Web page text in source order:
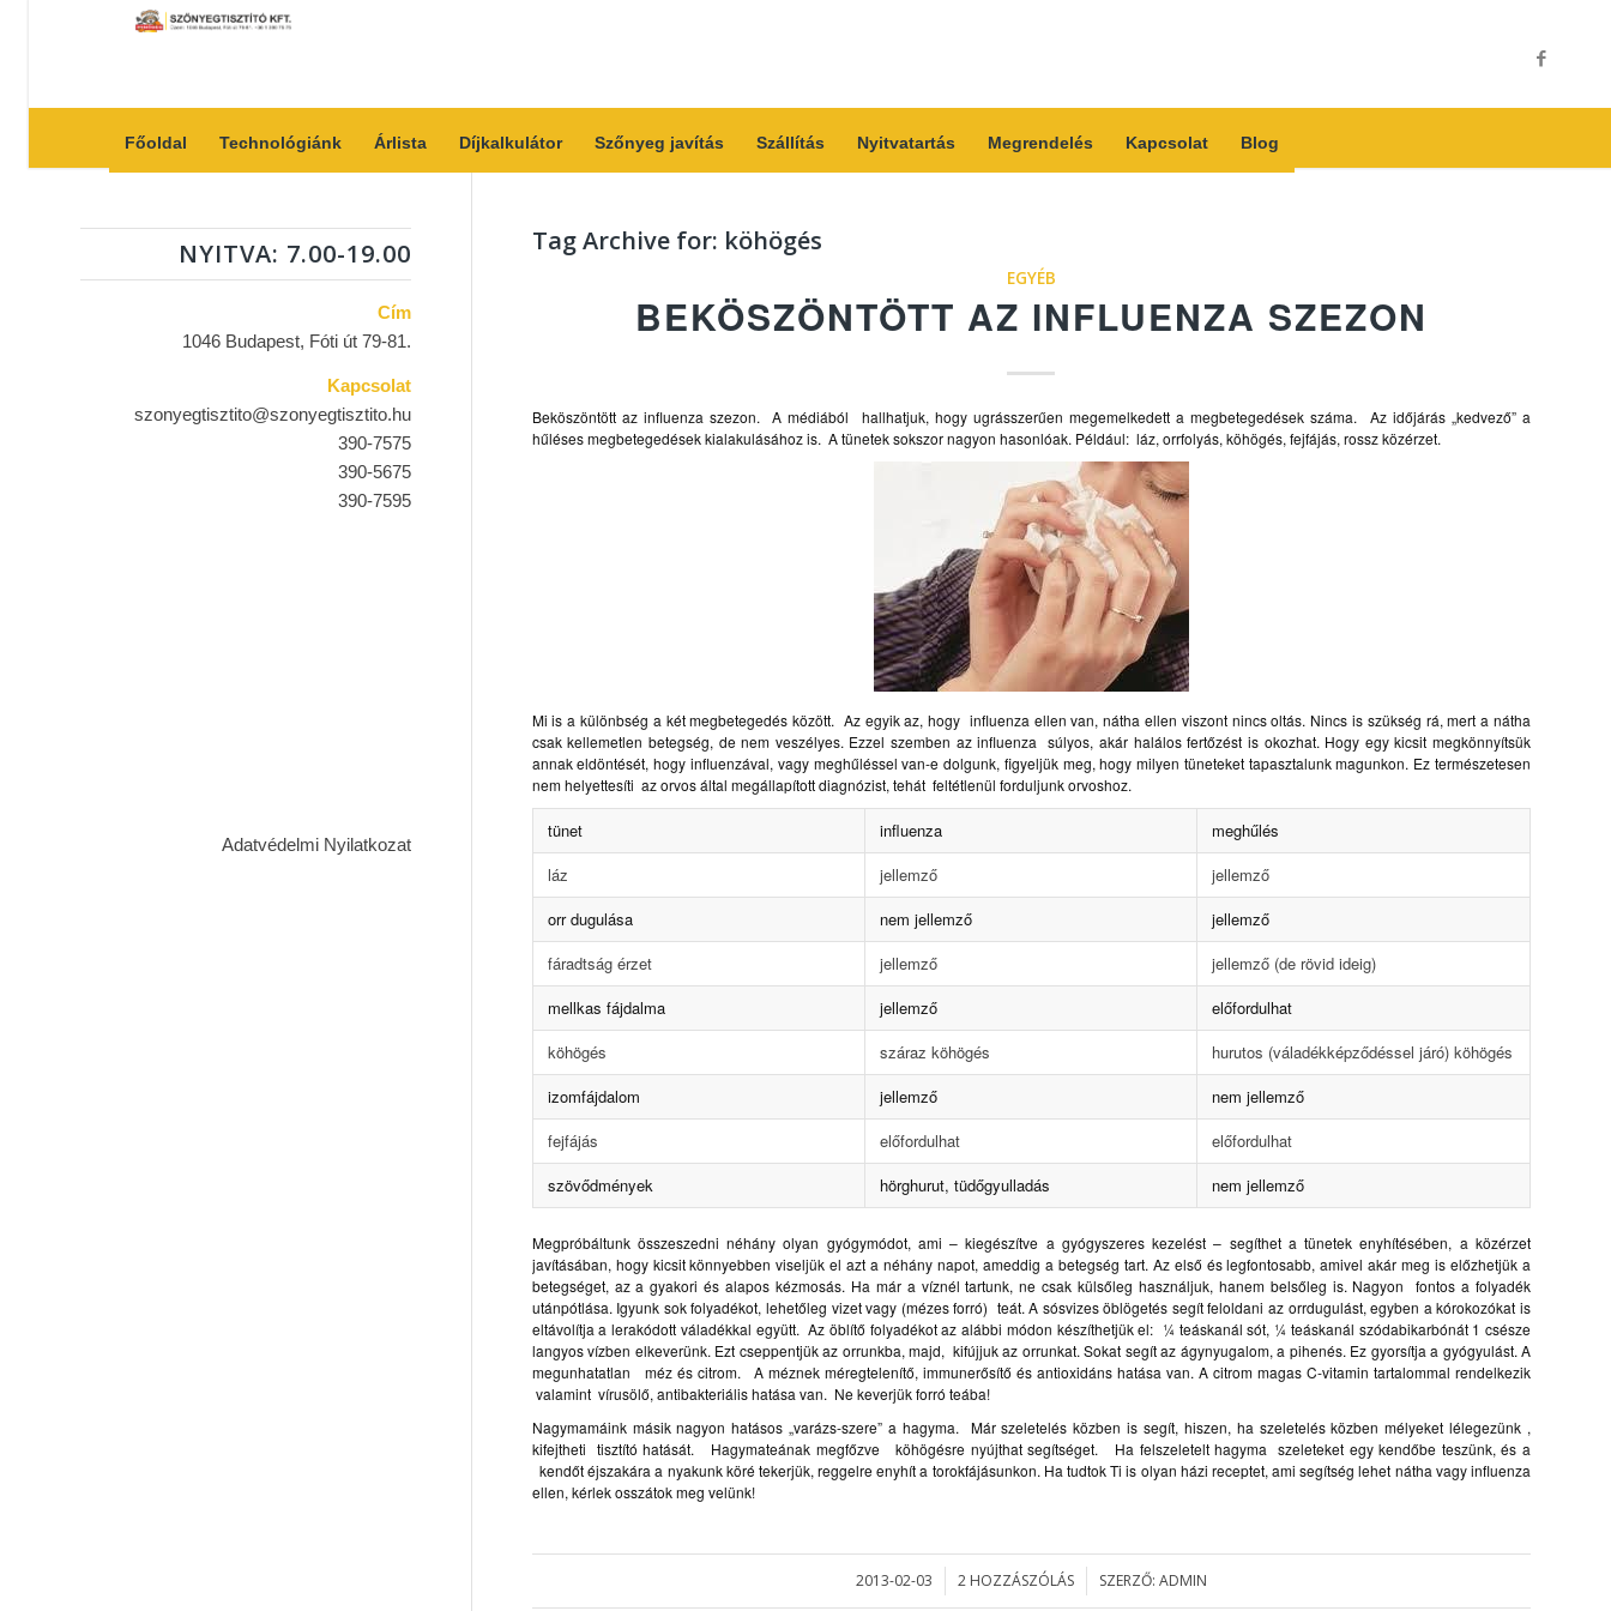
Főoldal Technológiánk Árlista Díjkalkulátor Szőnyeg javítás Szállítás Nyitvatartás Megrendelés Kapcsolat Blog
Tag Archive for: köhögés
EGYÉB
BEKÖSZÖNTÖTT AZ INFLUENZA SZEZON
Beköszöntött az influenza szezon. A médiából hallhatjuk, hogy ugrásszerűen megemelkedett a megbetegedések száma. Az időjárás „kedvező” a
hűléses megbetegedések kialakulásához is. A tünetek sokszor nagyon hasonlóak. Például: láz, orrfolyás, köhögés, fejfájás, rossz közérzet.
Mi is a különbség a két megbetegedés között. Az egyik az, hogy influenza ellen van, nátha ellen viszont nincs oltás. Nincs is szükség rá, mert a nátha
csak kellemetlen betegség, de nem veszélyes. Ezzel szemben az influenza súlyos, akár halálos fertőzést is okozhat. Hogy egy kicsit megkönnyítsük
annak eldöntését, hogy influenzával, vagy meghűléssel van-e dolgunk, figyeljük meg, hogy milyen tüneteket tapasztalunk magunkon. Ez természetesen
nem helyettesíti az orvos által megállapított diagnózist, tehát feltétlenül forduljunk orvoshoz.
tünet influenza
meghűlés
láz
jellemző
jellemző
orr dugulása
nem jellemző
jellemző
fáradtság érzet
jellemző
jellemző (de rövid ideig)
mellkas fájdalma
jellemző
előfordulhat
köhögés
száraz köhögés
hurutos (váladékképződéssel járó) köhögés
izomfájdalom
jellemző
nem jellemző
fejfájás
előfordulhat
előfordulhat
szövődmények
hörghurut, tüdőgyulladás nem jellemző
Megpróbáltunk összeszedni néhány olyan gyógymódot, ami – kiegészítve a gyógyszeres kezelést – segíthet a tünetek enyhítésében, a közérzet
javításában, hogy kicsit könnyebben viseljük el azt a néhány napot, ameddig a betegség tart. Az első és legfontosabb, amivel akár meg is előzhetjük a
betegséget, az a gyakori és alapos kézmosás. Ha már a víznél tartunk, ne csak külsőleg használjuk, hanem belsőleg is. Nagyon fontos a folyadék
utánpótlása. Igyunk sok folyadékot, lehetőleg vizet vagy (mézes forró) teát. A sósvizes öblögetés segít feloldani az orrdugulást, egyben a kórokozókat is
eltávolítja a lerakódott váladékkal együtt. Az öblítő folyadékot az alábbi módon készíthetjük el: ¼ teáskanál sót, ¼ teáskanál szódabikarbónát 1 csésze
langyos vízben elkeverünk. Ezt cseppentjük az orrunkba, majd, kifújjuk az orrunkat. Sokat segít az ágynyugalom, a pihenés. Ez gyorsítja a gyógyulást. A
megunhatatlan méz és citrom. A méznek méregtelenítő, immunerősítő és antioxidáns hatása van. A citrom magas C-vitamin tartalommal rendelkezik
valamint vírusölő, antibakteriális hatása van. Ne keverjük forró teába!
Nagymamáink másik nagyon hatásos „varázs-szere” a hagyma. Már szeletelés közben is segít, hiszen, ha szeletelés közben mélyeket lélegezünk ,
kifejtheti tisztító hatását. Hagymateának megfőzve köhögésre nyújthat segítséget. Ha felszeletelt hagyma szeleteket egy kendőbe teszünk, és a
kendőt éjszakára a nyakunk köré tekerjük, reggelre enyhít a torokfájásunkon. Ha tudtok Ti is olyan házi receptet, ami segítség lehet nátha vagy influenza
ellen, kérlek osszátok meg velünk!
2013-02-03
/ 2 HOZZÁSZÓLÁS
/ SZERZŐ: ADMIN
NYITVA: 7.00-19.00
Cím
1046 Budapest, Fóti út 79-81.
Kapcsolat
szonyegtisztito@szonyegtisztito.hu
390-7575
390-5675
390-7595
Adatvédelmi Nyilatkozat